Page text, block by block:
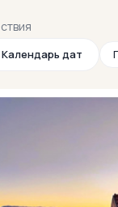
Календарь дат